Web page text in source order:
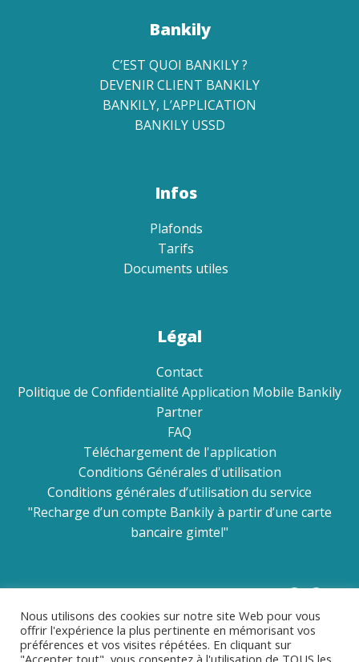
Bankily
C’EST QUOI BANKILY ?
DEVENIR CLIENT BANKILY
BANKILY, L’APPLICATION
BANKILY USSD
Infos
Plafonds
Tarifs
Documents utiles
Légal
Contact
Politique de Confidentialité Application Mobile Bankily
Partner
FAQ
Téléchargement de l'application
Conditions Générales d'utilisation
Conditions générales d’utilisation du service
"Recharge d’un compte Bankily à partir d’une carte
bancaire gimtel"
Nous utilisons des cookies sur notre site Web pour vous
offrir l'expérience la plus pertinente en mémorisant vos
préférences et vos visites répétées. En cliquant sur
"Accepter tout", vous consentez à l'utilisation de TOUS les